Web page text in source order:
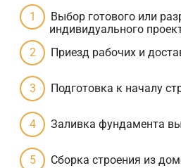
Выбор готового или
индивидуального
Приезд рабочих и
Подготовка к началу
Заливка фундамента
Сборка строения из